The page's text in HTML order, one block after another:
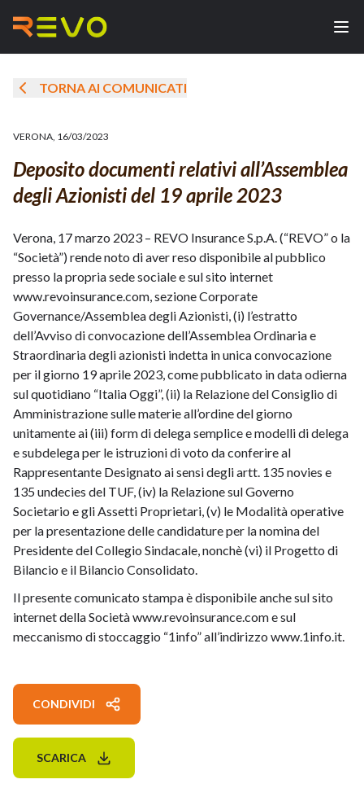
TORNA AI COMUNICATI
VERONA, 16/03/2023
Deposito documenti relativi all’Assemblea
degli Azionisti del 19 aprile 2023
Verona, 17 marzo 2023 – REVO Insurance S.p.A. (“REVO” o la
“Società”) rende noto di aver reso disponibile al pubblico
presso la propria sede sociale e sul sito internet
www.revoinsurance.com, sezione Corporate
Governance/Assemblea degli Azionisti, (i) l’estratto
dell’Avviso di convocazione dell’Assemblea Ordinaria e
Straordinaria degli azionisti indetta in unica convocazione
per il giorno 19 aprile 2023, come pubblicato in data odierna
sul quotidiano “Italia Oggi”, (ii) la Relazione del Consiglio di
Amministrazione sulle materie all’ordine del giorno
unitamente ai (iii) form di delega semplice e modelli di delega
e subdelega per le istruzioni di voto da conferire al
Rappresentante Designato ai sensi degli artt. 135 novies e
135 undecies del TUF, (iv) la Relazione sul Governo
Societario e gli Assetti Proprietari, (v) le Modalità operative
per la presentazione delle candidature per la nomina del
Presidente del Collegio Sindacale, nonchè (vi) il Progetto di
Bilancio e il Bilancio Consolidato.
Il presente comunicato stampa è disponibile anche sul sito
internet della Societàwww.revoinsurance.come sul
meccanismo di stoccaggio “1info” all’indirizzo www.1info.it.
CONDIVIDI
SCARICA